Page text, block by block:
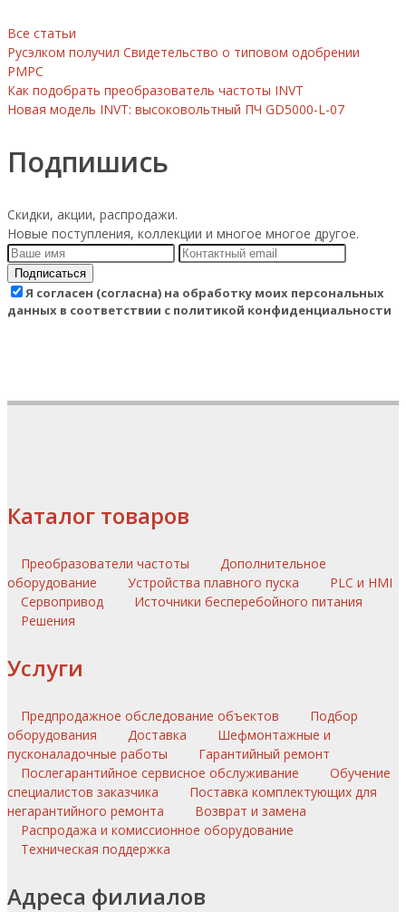
Все статьи
Русэлком получил Свидетельство о типовом одобрении
РМРС
Как подобрать преобразователь частоты INVT
Новая модель INVT: высоковольтный ПЧ GD5000-L-07
Подпишись
Скидки, акции, распродажи.
Новые поступления, коллекции и многое многое другое.
Подписаться
Я согласен (согласна) на обработку моих персональных
данных в соответствии с политикой конфиденциальности
Каталог товаров
Преобразователи частоты
Дополнительное
оборудование
Устройства плавного пуска
PLC и HMI
Сервопривод
Источники бесперебойного питания
Решения
Услуги
Предпродажное обследование объектов
Подбор
оборудования
Доставка
Шефмонтажные и
пусконаладочные работы
Гарантийный ремонт
Послегарантийное сервисное обслуживание
Обучение
специалистов заказчика
Поставка комплектующих для
негарантийного ремонта
Возврат и замена
Распродажа и комиссионное оборудование
Техническая поддержка
Адреса филиалов